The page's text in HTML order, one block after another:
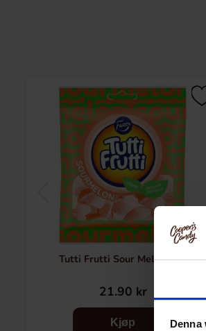
Denna
Tutti Frutti Sour Melon 90g
21.90 kr
Kjøp